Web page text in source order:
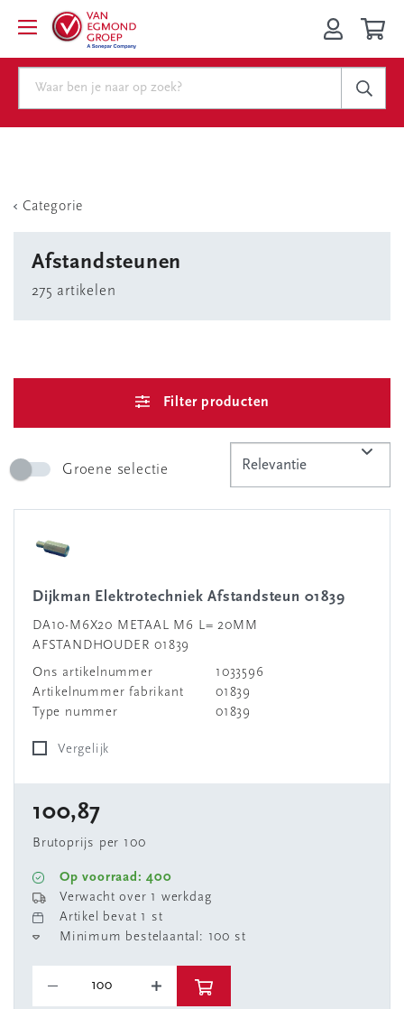
Categorie
Afstandsteunen
275 artikelen
Filter producten
Groene selectie
Dijkman Elektrotechniek Afstandsteun 01839
DA10-M6X20 METAAL M6 L= 20MM
AFSTANDHOUDER 01839
Ons artikelnummer
1033596
Artikelnummer fabrikant
01839
Type nummer
01839
Vergelijk
100,87
Brutoprijs per 100
Op voorraad: 400
Verwacht over 1 werkdag
Artikel bevat 1 st
Minimum bestelaantal: 100 st